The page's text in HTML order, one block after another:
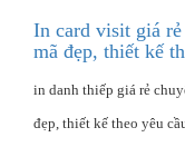
In card visit giá
mã đẹp, thiết kế
in danh thiếp giá rẻ
đẹp, thiết kế theo yêu